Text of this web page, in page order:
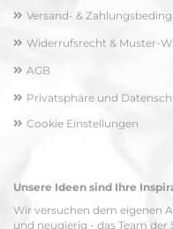
Versand- &
Widerrufsrecht & Muster-
AGB
Privatsphäre und
Cookie Einstellungen
Unsere Ideen sind Ihre
Wir versuchen dem eigenen
und neugierig - das Team